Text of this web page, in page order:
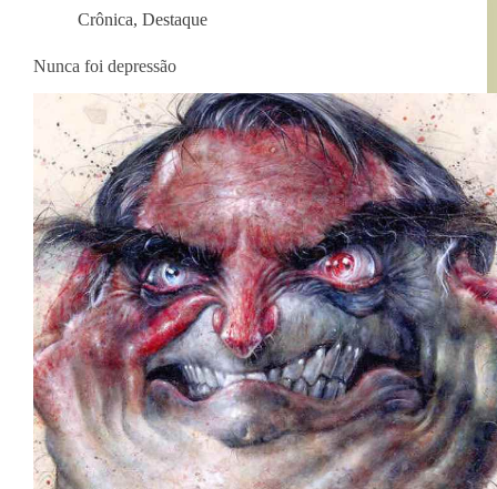
Crônica, Destaque
Nunca foi depressão